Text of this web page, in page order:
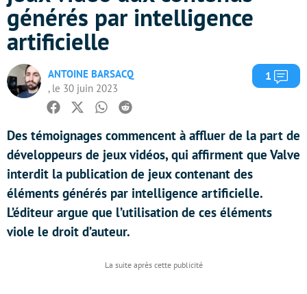
générés par intelligence
artificielle
ANTOINE BARSACQ
, le 30 juin 2023
1
Facebook
TwitterWhatsapp
Reddit
Des témoignages commencent à affluer de la part de
développeurs de jeux vidéos, qui affirment que Valve
interdit la publication de jeux contenant des
éléments générés par intelligence artificielle.
L’éditeur argue que l’utilisation de ces éléments
viole le droit d’auteur.